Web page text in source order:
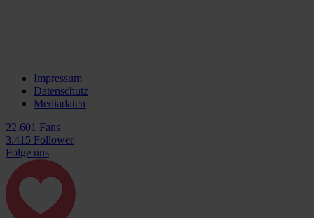
Impressum
Datenschutz
Mediadaten
22.601 Fans
3.415 Follower
Folge uns